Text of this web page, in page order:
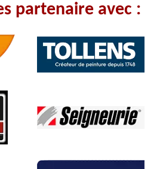
partenaire avec :